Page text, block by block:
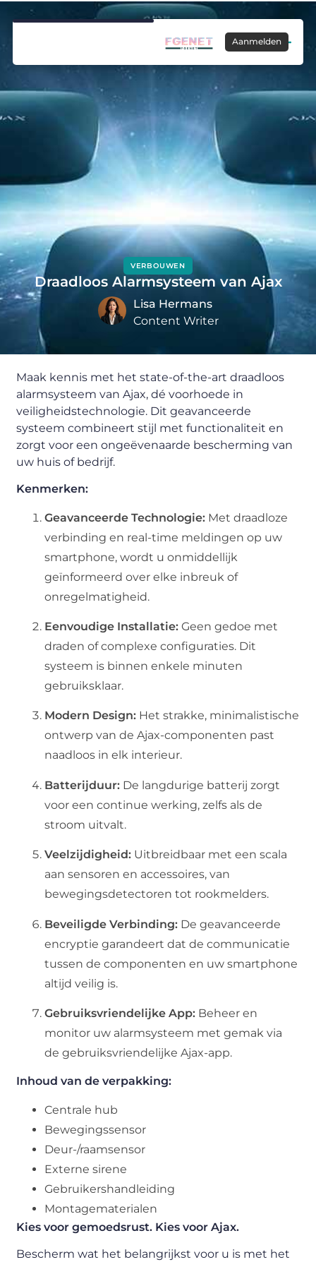
Aanmelden
VERBOUWEN
Draadloos Alarmsysteem van Ajax
Lisa Hermans
Content Writer
Maak kennis met het state-of-the-art draadloos
alarmsysteem van Ajax, dé voorhoede in
veiligheidstechnologie. Dit geavanceerde
systeem combineert stijl met functionaliteit en
zorgt voor een ongeëvenaarde bescherming van
uw huis of bedrijf.
Kenmerken:
Geavanceerde Technologie: Met draadloze
verbinding en real-time meldingen op uw
smartphone, wordt u onmiddellijk
geïnformeerd over elke inbreuk of
onregelmatigheid.
Eenvoudige Installatie: Geen gedoe met
draden of complexe configuraties. Dit
systeem is binnen enkele minuten
gebruiksklaar.
Modern Design: Het strakke, minimalistische
ontwerp van de Ajax-componenten past
naadloos in elk interieur.
Batterijduur: De langdurige batterij zorgt
voor een continue werking, zelfs als de
stroom uitvalt.
Veelzijdigheid: Uitbreidbaar met een scala
aan sensoren en accessoires, van
bewegingsdetectoren tot rookmelders.
Beveiligde Verbinding: De geavanceerde
encryptie garandeert dat de communicatie
tussen de componenten en uw smartphone
altijd veilig is.
Gebruiksvriendelijke App: Beheer en
monitor uw alarmsysteem met gemak via
de gebruiksvriendelijke Ajax-app.
Inhoud van de verpakking:
Centrale hub
Bewegingssensor
Deur-/raamsensor
Externe sirene
Gebruikershandleiding
Montagematerialen
Kies voor gemoedsrust. Kies voor Ajax.
Bescherm wat het belangrijkst voor u is met het